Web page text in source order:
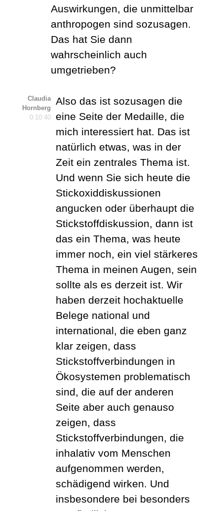
Auswirkungen, die unmittelbar
anthropogen sind sozusagen.
Das hat Sie dann
wahrscheinlich auch
umgetrieben?
Claudia
Hornberg
0:10:40
Also das ist sozusagen die
eine Seite der Medaille, die
mich interessiert hat. Das ist
natürlich etwas, was in der
Zeit ein zentrales Thema ist.
Und wenn Sie sich heute die
Stickoxiddiskussionen
angucken oder überhaupt die
Stickstoffdiskussion, dann ist
das ein Thema, was heute
immer noch, ein viel stärkeres
Thema in meinen Augen, sein
sollte als es derzeit ist. Wir
haben derzeit hochaktuelle
Belege national und
international, die eben ganz
klar zeigen, dass
Stickstoffverbindungen in
Ökosystemen problematisch
sind, die auf der anderen
Seite aber auch genauso
zeigen, dass
Stickstoffverbindungen, die
inhalativ vom Menschen
aufgenommen werden,
schädigend wirken. Und
insbesondere bei besonders